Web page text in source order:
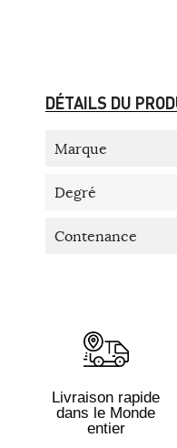
DÉTAILS DU
Marque
Degré
Contenance
Livraison rapide
dans le Monde
entier